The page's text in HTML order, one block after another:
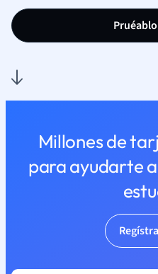
Millones de
para ayudarte